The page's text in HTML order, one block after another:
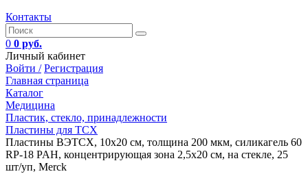
Контакты
0 0 руб.
Личный кабинет
Войти / Регистрация
Главная страница
Каталог
Медицина
Пластик, стекло, принадлежности
Пластины для ТСХ
Пластины ВЭТСХ, 10х20 см, толщина 200 мкм, силикагель 60
RP-18 PAH, концентрирующая зона 2,5х20 см, на стекле, 25
шт/уп, Merck